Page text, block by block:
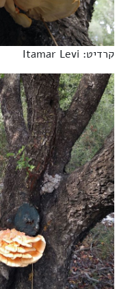
קרדיט: Itamar Levi